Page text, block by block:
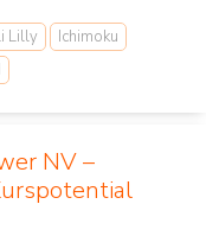
Lilly
Ichimoku
NV –